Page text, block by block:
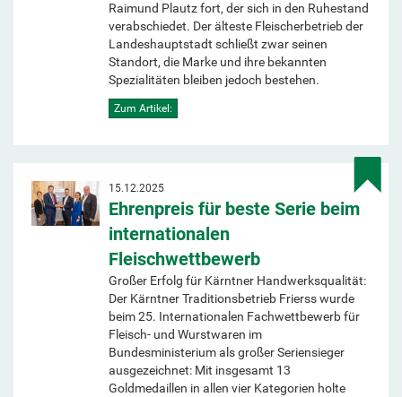
Raimund Plautz fort, der sich in den Ruhestand
verabschiedet. Der älteste Fleischerbetrieb der
Landeshauptstadt schließt zwar seinen
Standort, die Marke und ihre bekannten
Spezialitäten bleiben jedoch bestehen.
Zum Artikel:
15.12.2025
Ehrenpreis für beste Serie beim
internationalen
Fleischwettbewerb
Großer Erfolg für Kärntner Handwerksqualität:
Der Kärntner Traditionsbetrieb Frierss wurde
beim 25. Internationalen Fachwettbewerb für
Fleisch- und Wurstwaren im
Bundesministerium als großer Seriensieger
ausgezeichnet: Mit insgesamt 13
Goldmedaillen in allen vier Kategorien holte